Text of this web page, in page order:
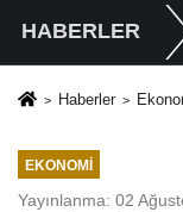
HABERLER
Haberler
EKONOMI
Yayınlanma: 02